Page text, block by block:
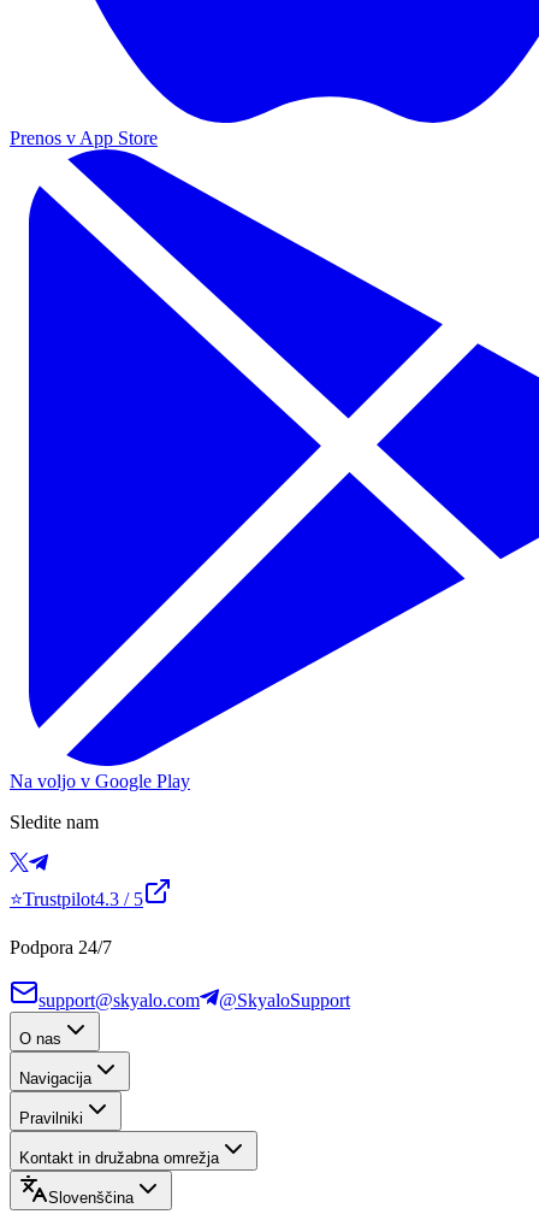
Prenos v App Store
Na voljo v Google Play
Sledite nam
⭐Trustpilot4.3 / 5
Podpora 24/7
support@skyalo.com @SkyaloSupport
O nas
Navigacija
Pravilniki
Kontakt in družabna omrežja
Slovenščina